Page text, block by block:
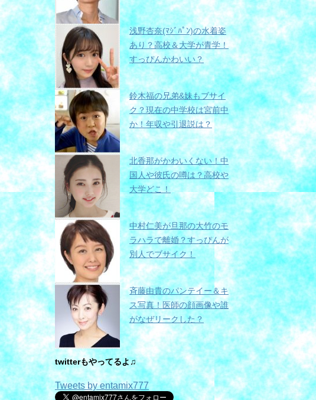
浅野杏奈(ﾏｼﾞﾊﾟﾝ)の水着姿
あり？高校＆大学が青学！
すっぴんかわいい？
鈴木福の兄弟&妹もブサイ
ク？現在の中学校は宮前中
か！年収や引退説は？
北香那がかわいくない！中
国人や彼氏の噂は？高校や
大学どこ！
中村仁美が旦那の大竹のモ
ラハラで離婚？すっぴんが
別人でブサイク！
斉藤由貴のパンテイー＆キ
ス写真！医師の顔画像や誰
がなぜリークした？
twitterもやってるよ♫
Tweets by entamix777